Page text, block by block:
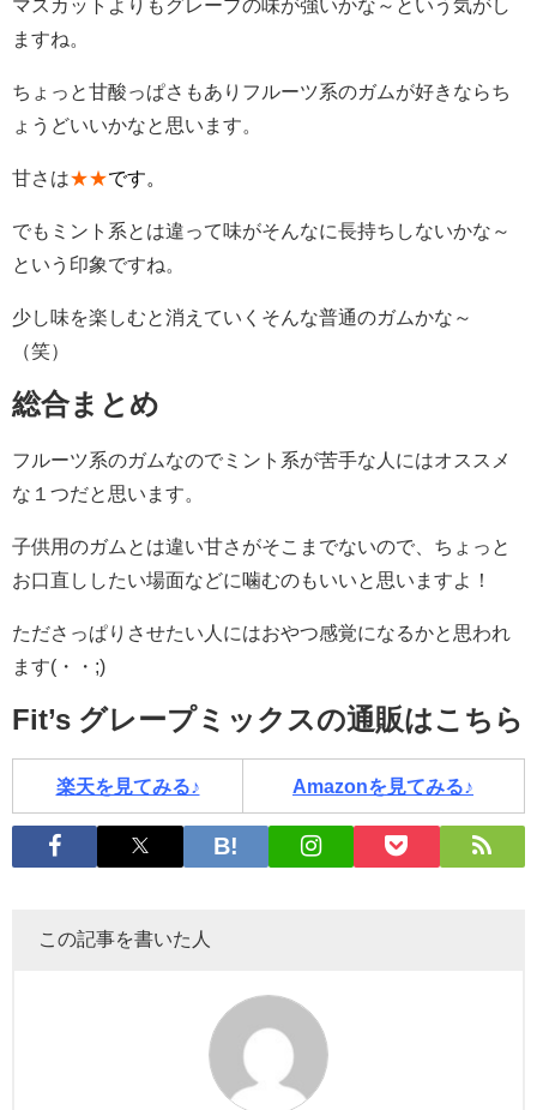
マスカットよりもグレープの味が強いかな～という気がし
ますね。
ちょっと甘酸っぱさもありフルーツ系のガムが好きならち
ょうどいいかなと思います。
甘さは★★です。
でもミント系とは違って味がそんなに長持ちしないかな～
という印象ですね。
少し味を楽しむと消えていくそんな普通のガムかな～
（笑）
総合まとめ
フルーツ系のガムなのでミント系が苦手な人にはオススメ
な１つだと思います。
子供用のガムとは違い甘さがそこまでないので、ちょっと
お口直ししたい場面などに噛むのもいいと思いますよ！
たださっぱりさせたい人にはおやつ感覚になるかと思われ
ます(・・;)
Fit’s グレープミックスの通販はこちら
楽天を見てみる♪ Amazonを見てみる♪
この記事を書いた人